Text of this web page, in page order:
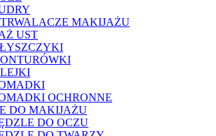
MAKIJAŻU
UST
OCHRONNE
DO MAKIJAŻU
DO OCZU